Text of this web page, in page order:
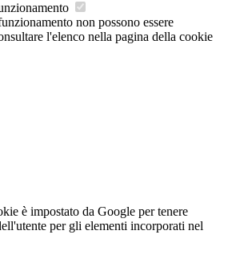
non possono essere
l'elenco nella pagina della cookie
è impostato da Google per tenere
per gli elementi incorporati nel